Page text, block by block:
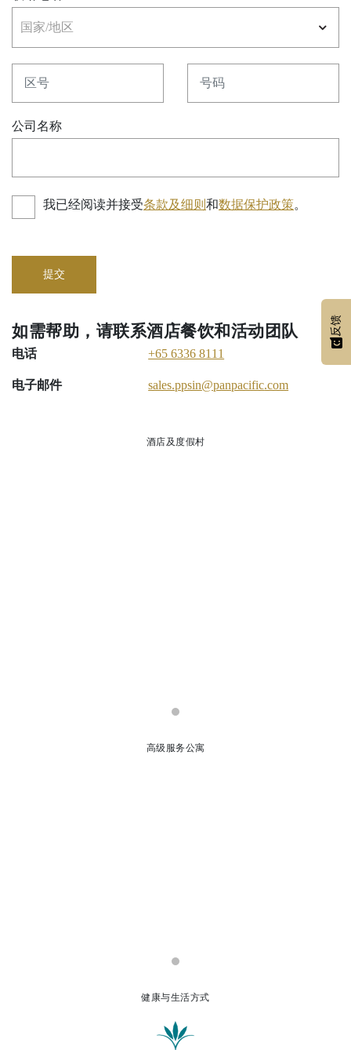
公司名称
我已经阅读并接受条款及细则 和数据保护政策。
提交
如需帮助，请联系酒店餐饮和活动团队
电话 +65 6336 8111
电子邮件 sales.ppsin@panpacific.com
酒店及度假村
高级服务公寓
健康与生活方式
反馈